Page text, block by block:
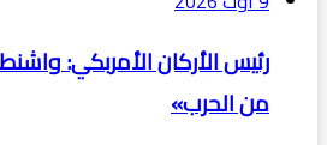
رئيس الأركان الأمربكي:
من الحرب»